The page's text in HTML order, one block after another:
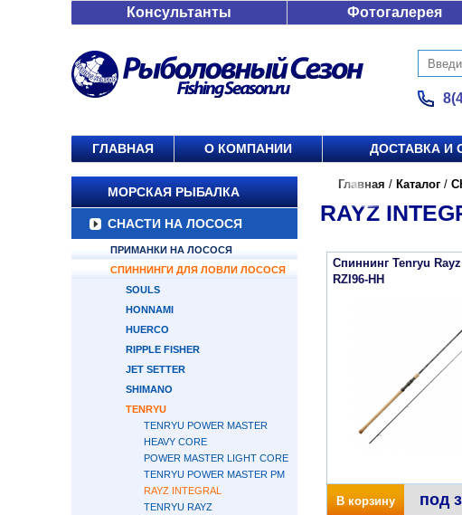
Консультанты Фотогалерея
ГЛАВНАЯ О КОМПАНИИ ДОСТАВКА И
МОРСКАЯ РЫБАЛКА
СНАСТИ НА ЛОСОСЯ
ПРИМАНКИ НА ЛОСОСЯ
СПИННИНГИ ДЛЯ ЛОВЛИ ЛОСОСЯ
SOULS
HONNAMI
HUERCO
RIPPLE FISHER
JET SETTER
SHIMANO
TENRYU
TENRYU POWER MASTER
HEAVY CORE
POWER MASTER LIGHT CORE
TENRYU POWER MASTER PM
RAYZ INTEGRAL
TENRYU RAYZ
Главная / Каталог /
RAYZ
Спиннинг Tenryu
RZI96-HH
В корзину под